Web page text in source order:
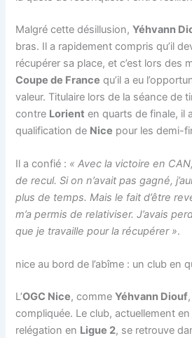
Malgré cette désillusion,Yéhvann
bras. Il a rapidement compris qu’il
récupérer sa place, et c’est lors des
Coupe de France qu’il a eu
valeur. Titulaire lors de la séance de
contre Lorient en quarts de finale, il
qualification de Nice pour les demi-
Il a confié : « Avec la victoire en
de recul. Si on n’avait pas gagné,
plus de temps. Mais le fait d’être
m’a permis de relativiser. J’avais
que je travaille pour la récupérer ».
nice au bord de l’abîme : un club en
L’OGC Nice, commeYéhvann Diouf
compliquée. Le club, actuellement
relégation en Ligue 2, se retrouve